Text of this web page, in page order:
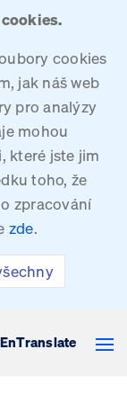
cookies
jak náš web
pro analýzy
mohou
které jste jim
toho, že
zpracování
zde.
EnTranslate